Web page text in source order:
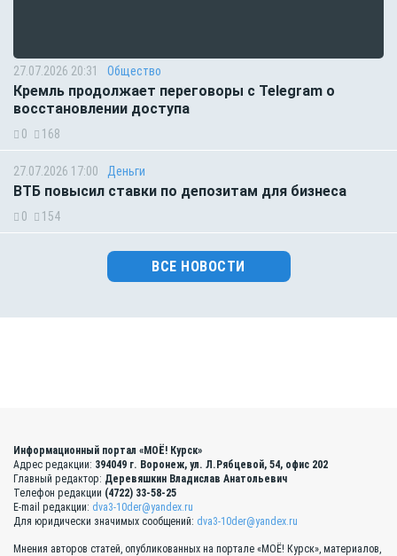
27.07.2026 20:31 Общество
Кремль продолжает переговоры с Telegram о
восстановлении доступа
0 168
27.07.2026 17:00 Деньги
ВТБ повысил ставки по депозитам для бизнеса
0 154
ВСЕ НОВОСТИ
Информационный портал «МОЁ! Курск»
Адрес редакции: 394049 г. Воронеж, ул. Л.Рябцевой, 54, офис 202
Главный редактор: Деревяшкин Владислав Анатольевич
Телефон редакции (4722) 33-58-25
E-mail редакции: dva3-10der@yandex.ru
Для юридически значимых сообщений: dva3-10der@yandex.ru
Мнения авторов статей, опубликованных на портале «МОЁ! Курск», материалов,